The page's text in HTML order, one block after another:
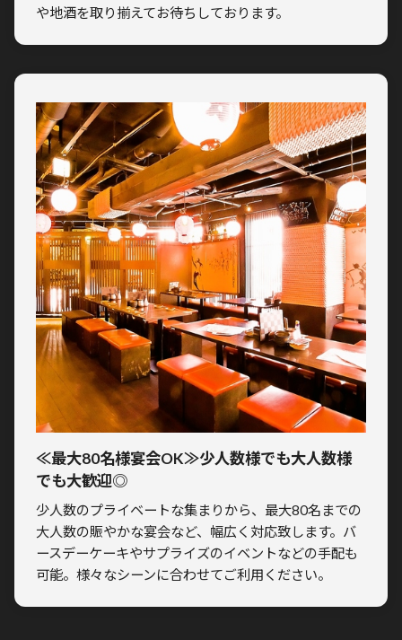
や地酒を取り揃えてお待ちしております。
≪最大80名様宴会OK≫少人数様でも大人数様
でも大歓迎◎
少人数のプライベートな集まりから、最大80名までの
大人数の賑やかな宴会など、幅広く対応致します。バ
ースデーケーキやサプライズのイベントなどの手配も
可能。様々なシーンに合わせてご利用ください。